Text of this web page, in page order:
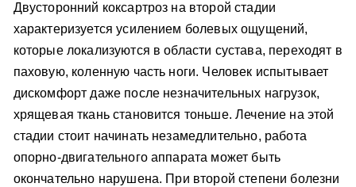
Двусторонний коксартроз на второй стадии
характеризуется усилением болевых ощущений,
которые локализуются в области сустава, переходят в
паховую, коленную часть ноги. Человек испытывает
дискомфорт даже после незначительных нагрузок,
хрящевая ткань становится тоньше. Лечение на этой
стадии стоит начинать незамедлительно, работа
опорно-двигательного аппарата может быть
окончательно нарушена. При второй степени болезни